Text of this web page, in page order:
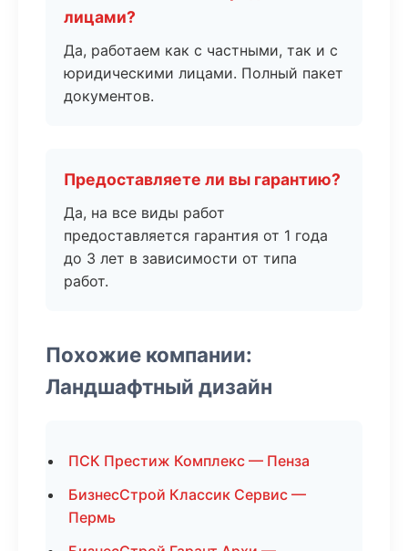
лицами?
Да, работаем как с частными, так и с
юридическими лицами. Полный пакет
документов.
Предоставляете ли вы гарантию?
Да, на все виды работ
предоставляется гарантия от 1 года
до 3 лет в зависимости от типа
работ.
Похожие компании:
Ландшафтный дизайн
ПСК Престиж Комплекс — Пенза
БизнесСтрой Классик Сервис —
Пермь